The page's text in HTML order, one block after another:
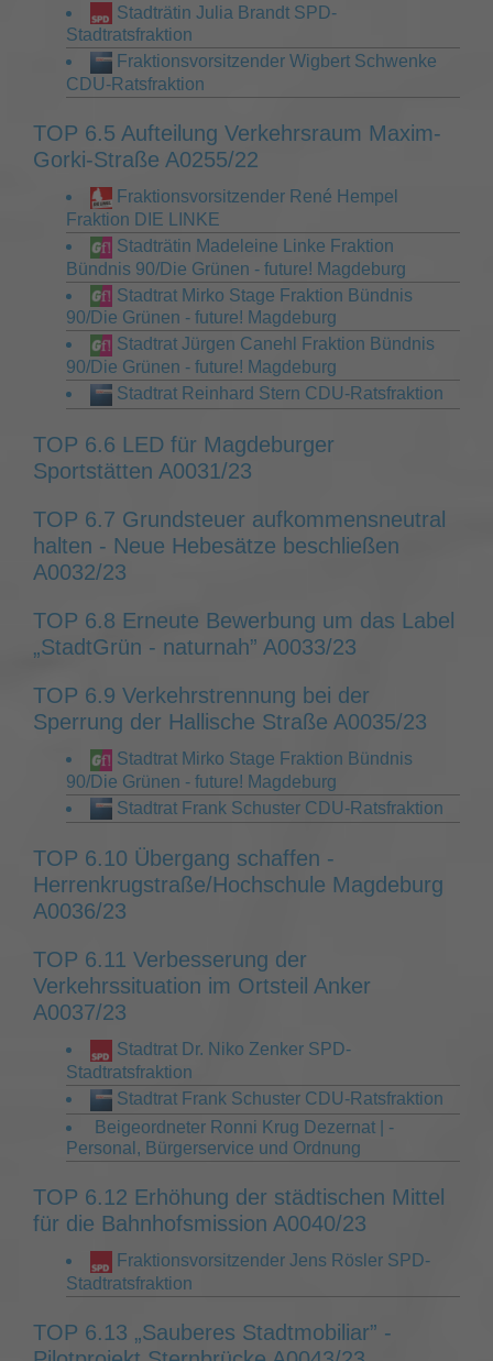
Stadträtin Julia Brandt SPD-
Stadtratsfraktion
Fraktionsvorsitzender Wigbert Schwenke
CDU-Ratsfraktion
TOP 6.5 Aufteilung Verkehrsraum Maxim-
Gorki-Straße A0255/22
Fraktionsvorsitzender René Hempel
Fraktion DIE LINKE
Stadträtin Madeleine Linke Fraktion
Bündnis 90/Die Grünen - future! Magdeburg
Stadtrat Mirko Stage Fraktion Bündnis
90/Die Grünen - future! Magdeburg
Stadtrat Jürgen Canehl Fraktion Bündnis
90/Die Grünen - future! Magdeburg
Stadtrat Reinhard Stern CDU-Ratsfraktion
TOP 6.6 LED für Magdeburger
Sportstätten A0031/23
TOP 6.7 Grundsteuer aufkommensneutral
halten - Neue Hebesätze beschließen
A0032/23
TOP 6.8 Erneute Bewerbung um das Label
„StadtGrün - naturnah” A0033/23
TOP 6.9 Verkehrstrennung bei der
Sperrung der Hallische Straße A0035/23
Stadtrat Mirko Stage Fraktion Bündnis
90/Die Grünen - future! Magdeburg
Stadtrat Frank Schuster CDU-Ratsfraktion
TOP 6.10 Übergang schaffen -
Herrenkrugstraße/Hochschule Magdeburg
A0036/23
TOP 6.11 Verbesserung der
Verkehrssituation im Ortsteil Anker
A0037/23
Stadtrat Dr. Niko Zenker SPD-
Stadtratsfraktion
Stadtrat Frank Schuster CDU-Ratsfraktion
Beigeordneter Ronni Krug Dezernat | -
Personal, Bürgerservice und Ordnung
TOP 6.12 Erhöhung der städtischen Mittel
für die Bahnhofsmission A0040/23
Fraktionsvorsitzender Jens Rösler SPD-
Stadtratsfraktion
TOP 6.13 „Sauberes Stadtmobiliar” -